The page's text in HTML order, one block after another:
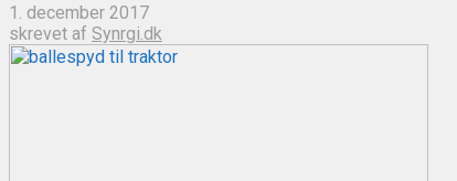
1. december 2017
skrevet af Synrgi.dk